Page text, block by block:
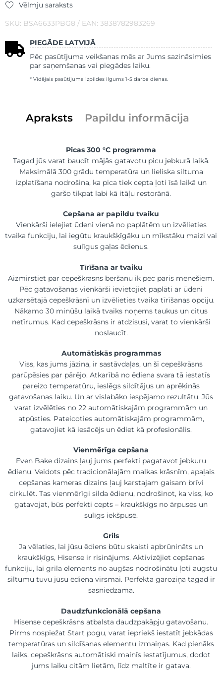
Vēlmju saraksts
SKU: BSA6633PBG8 / EAN: 3838782983269
PIEGĀDE LATVIJĀ
Pēc pasūtījuma veikšanas mēs ar Jums sazināsimies
par saņemšanas vai piegādes laiku.
* Vidējais pasūtījuma izpildes ilgums 1-5 darba dienas.
Apraksts Papildu informācija
Picas 300 °C programma
Tagad jūs varat baudīt mājās gatavotu picu jebkurā laikā.
Maksimālā 300 grādu temperatūra un lieliska siltuma
izplatīšana nodrošina, ka pica tiek cepta ļoti īsā laikā un
garšo tikpat labi kā itāļu restorānā.
Cepšana ar papildu tvaiku
Vienkārši ielejiet ūdeni vienā no paplātēm un izvēlieties
tvaika funkciju, lai iegūtu kraukšķīgāku un mīkstāku maizi vai
sulīgus gaļas ēdienus.
Tīrīšana ar tvaiku
Aizmirstiet par cepeškrāsns beršanu ik pēc pāris mēnešiem.
Pēc gatavošanas vienkārši ievietojiet paplāti ar ūdeni
uzkarsētajā cepeškrāsnī un izvēlieties tvaika tīrīšanas opciju.
Nākamo 30 minūšu laikā tvaiks noņems taukus un citus
netīrumus. Kad cepeškrāsns ir atdzisusi, varat to vienkārši
noslaucīt.
Automātiskās programmas
Viss, kas jums jāzina, ir sastāvdaļas, un šī cepeškrāsns
parūpēsies par pārējo. Atkarībā no ēdiena svara tā iestatīs
pareizo temperatūru, ieslēgs sildītājus un aprēķinās
gatavošanas laiku. Un ar vislabāko iespējamo rezultātu. Jūs
varat izvēlēties no 22 automātiskajām programmām un
atpūsties. Pateicoties automātiskajām programmām,
gatavojiet kā iesācējs un ēdiet kā profesionālis.
Vienmērīga cepšana
Even Bake dizains ļauj jums perfekti pagatavot jebkuru
ēdienu. Veidots pēc tradicionālajām malkas krāsnīm, apaļais
cepšanas kameras dizains ļauj karstajam gaisam brīvi
cirkulēt. Tas vienmērīgi silda ēdienu, nodrošinot, ka viss, ko
gatavojat, būs perfekti cepts – kraukšķīgs no ārpuses un
sulīgs iekšpusē.
Grils
Ja vēlaties, lai jūsu ēdiens būtu skaisti apbrūnināts un
kraukšķīgs, Hisense ir risinājums. Aktivizējiet cepšanas
funkciju, lai grila elements no augšas nodrošinātu ļoti augstu
siltumu tuvu jūsu ēdiena virsmai. Perfekta garoziņa tagad ir
sasniedzama.
Daudzfunkcionālā cepšana
Hisense cepeškrāsns atbalsta daudzpakāpju gatavošanu.
Pirms nospiežat Start pogu, varat iepriekš iestatīt jebkādas
temperatūras un sildīšanas elementu izmaiņas. Kad pienāks
laiks, cepeškrāsns automātiski mainīs iestatījumus, dodot
jums laiku citām lietām, līdz maltīte ir gatava.